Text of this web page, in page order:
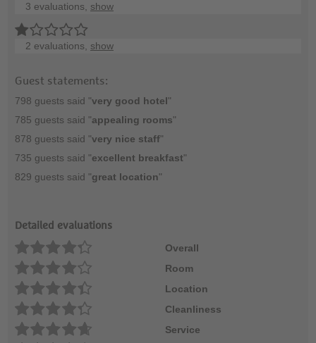
3 evaluations, show
2 evaluations, show
Guest statements:
798 guests said "very good hotel"
785 guests said "appealing rooms"
878 guests said "very nice staff"
735 guests said "excellent breakfast"
829 guests said "great location"
Detailed evaluations
Overall
Room
Location
Cleanliness
Service